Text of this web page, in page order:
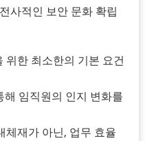
사적인 보안 문화 확립
위한 최소한의 기본 요건
임직원의 인지 변화를
체재가 아닌, 업무 효율